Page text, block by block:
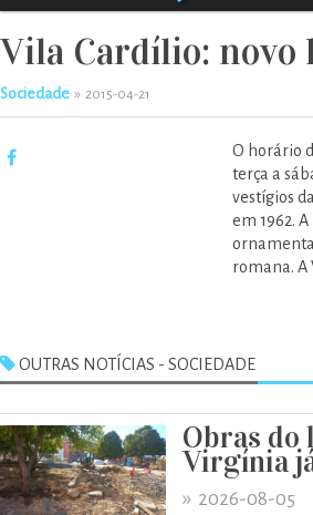
Vila Cardílio: novo
Sociedade » 2015-04-21
O horário
terça a
vestígios
em 1962.
romana. A
OUTRAS NOTÍCIAS - SOCIEDADE
Obras do
Virgínia
» 2026-08-05